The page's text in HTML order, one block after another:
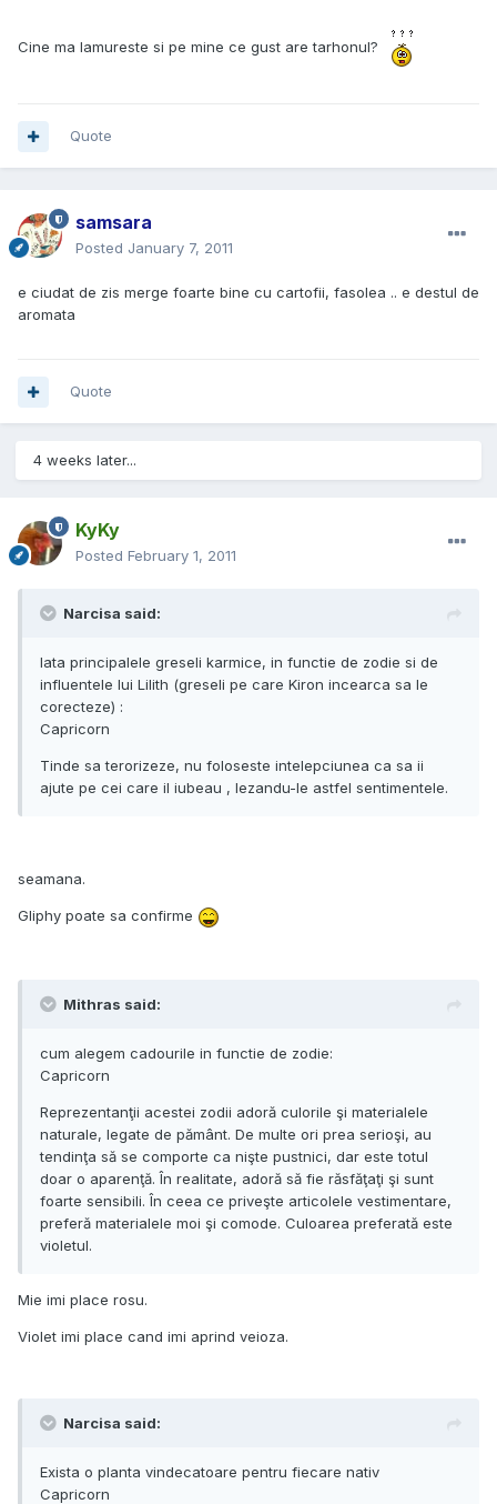
Cine ma lamureste si pe mine ce gust are tarhonul?
Quote
samsara
Posted January 7, 2011
e ciudat de zis merge foarte bine cu cartofii, fasolea .. e destul de
aromata
Quote
4 weeks later...
KyKy
Posted February 1, 2011
Narcisa said:
Iata principalele greseli karmice, in functie de zodie si de
influentele lui Lilith (greseli pe care Kiron incearca sa le
corecteze) :
Capricorn
Tinde sa terorizeze, nu foloseste intelepciunea ca sa ii
ajute pe cei care il iubeau , lezandu-le astfel sentimentele.
seamana.
Gliphy poate sa confirme
Mithras said:
cum alegem cadourile in functie de zodie:
Capricorn
Reprezentanţii acestei zodii adoră culorile şi materialele
naturale, legate de pământ. De multe ori prea serioşi, au
tendinţa să se comporte ca nişte pustnici, dar este totul
doar o aparenţă. În realitate, adoră să fie răsfăţaţi şi sunt
foarte sensibili. În ceea ce priveşte articolele vestimentare,
preferă materialele moi şi comode. Culoarea preferată este
violetul.
Mie imi place rosu.
Violet imi place cand imi aprind veioza.
Narcisa said:
Exista o planta vindecatoare pentru fiecare nativ
Capricorn